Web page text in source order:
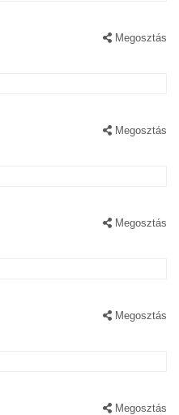
Megosztás
Megosztás
Megosztás
Megosztás
Megosztás